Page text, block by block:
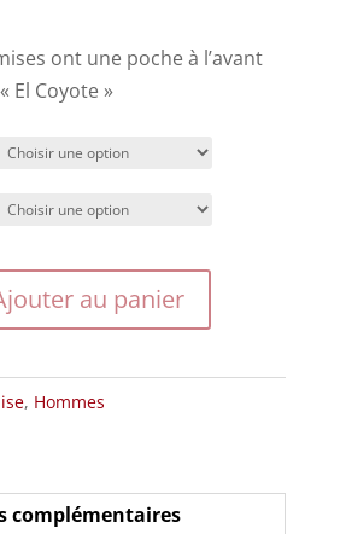
ont une poche à l’avant
El Coyote »
au panier
, Hommes
complémentaires